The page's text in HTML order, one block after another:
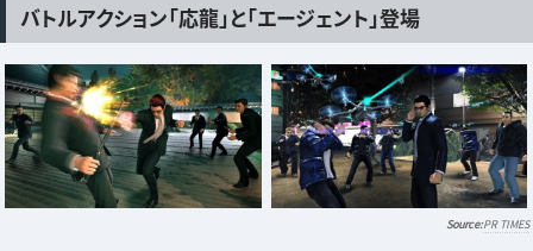
バトルアクション「応龍」と「エージェント」登場
PR TIMES